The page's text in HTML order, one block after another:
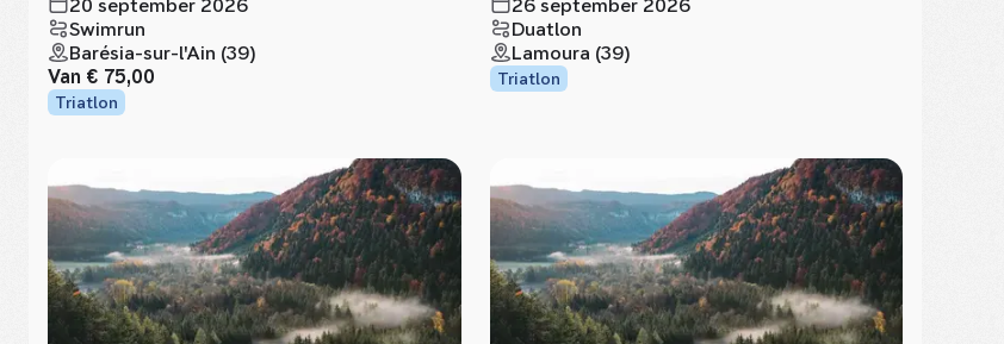
20 september 2026
Swimrun
Barésia-sur-l'Ain (39)
Van € 75,00
Triatlon
26 september 2026
Duatlon
Lamoura (39)
Triatlon